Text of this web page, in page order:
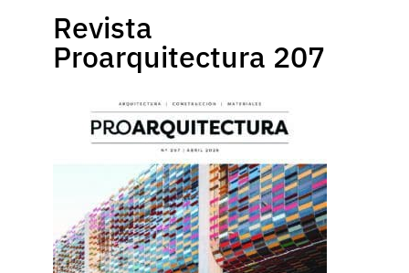
Revista
Proarquitectura 207